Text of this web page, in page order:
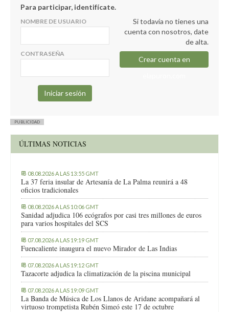
Para participar, identifícate.
NOMBRE DE USUARIO
CONTRASEÑA
Si todavía no tienes una
cuenta con nosotros, date
de alta.
Crear cuenta en
PUBLICIDAD
ÚLTIMAS NOTICIAS
08.08.2026 A LAS 13:55 GMT
La 37 feria insular de Artesanía de La Palma reunirá a 48
oficios tradicionales
08.08.2026 A LAS 10:06 GMT
Sanidad adjudica 106 ecógrafos por casi tres millones de euros
para varios hospitales del SCS
07.08.2026 A LAS 19:19 GMT
Fuencaliente inaugura el nuevo Mirador de Las Indias
07.08.2026 A LAS 19:12 GMT
Tazacorte adjudica la climatización de la piscina municipal
07.08.2026 A LAS 19:09 GMT
La Banda de Música de Los Llanos de Aridane acompañará al
virtuoso trompetista Rubén Simeó este 17 de octubre